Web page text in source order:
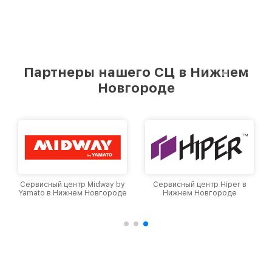
Партнеры нашего СЦ в Нижнем
Новгороде
Сервисный центр Midway by
Yamato в Нижнем Новгороде
Сервисный центр Hiper в
Нижнем Новгороде